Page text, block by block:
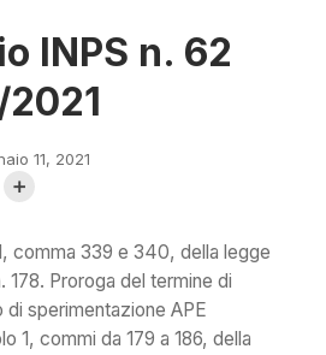
INPS n. 62
11, 2021
comma 339 e 340, della legge
Proroga del termine di
sperimentazione APE
1, commi da 179 a 186, della